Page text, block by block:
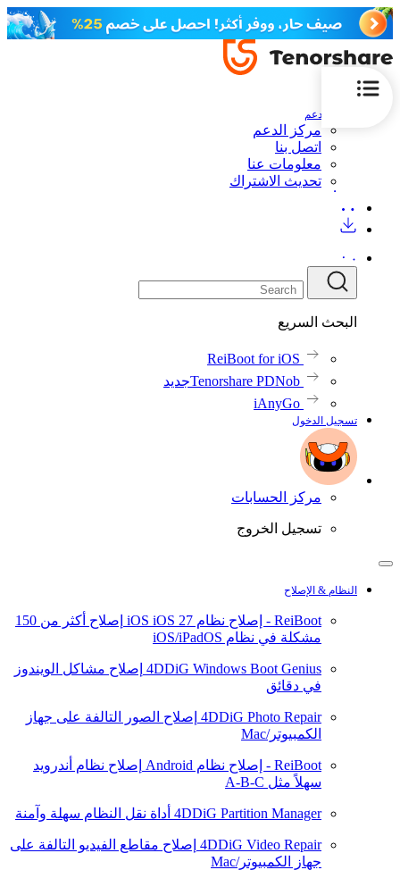
الدعم
مركز الدعم
اتصل بنا
معلومات عنا
تحديث الاشتراك
البحث السريع
ReiBoot for iOS
Tenorshare PDNobجديد
iAnyGo
تسجيل الدخول
مركز الحسابات
تسجيل الخروج
النظام & الإصلاح
ReiBoot - إصلاح نظام iOS iOS 27
إصلاح أكثر من 150
مشكلة في نظام iOS/iPadOS
4DDiG Windows Boot Genius إصلاح مشاكل الويندوز
في دقائق
4DDiG Photo Repair إصلاح الصور التالفة على جهاز
الكمبيوتر/Mac
ReiBoot - إصلاح نظام Android
إصلاح نظام أندرويد
سهلاً مثل A-B-C
4DDiG Partition Manager أداة نقل النظام سهلة وآمنة
4DDiG Video Repair إصلاح مقاطع الفيديو التالفة على
جهاز الكمبيوتر/Mac